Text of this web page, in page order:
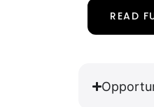
READ